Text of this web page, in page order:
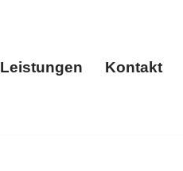
Leistungen Kontakt